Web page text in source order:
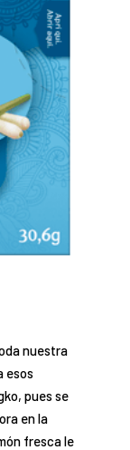
nuestra
esos
pues se
en la
fresca le